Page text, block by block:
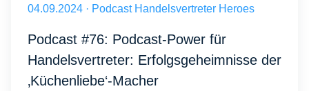
Veröffentlicht am 04.09.2024
04.09.2024 · Podcast Handelsvertreter Heroes
Podcast #76: Podcast-Power für
Handelsvertreter: Erfolgsgeheimnisse der
‚Küchenliebe‘-Macher